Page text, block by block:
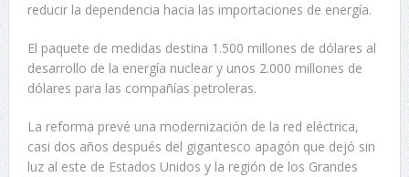
reducir la dependencia hacia las importaciones de energía.
El paquete de medidas destina 1.500 millones de dólares al
desarrollo de la energía nuclear y unos 2.000 millones de
dólares para las compañías petroleras.
La reforma prevé una modernización de la red eléctrica,
casi dos años después del gigantesco apagón que dejó sin
luz al este de Estados Unidos y la región de los Grandes